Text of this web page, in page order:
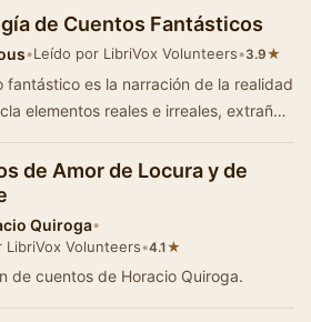
de Cuentos Fantásticos
•Leído por LibriVox Volunteers•3.9★
fantástico es la narración de la realidad
elementos reales e irreales, extraños
de Amor de Locura y de
Quiroga•
LibriVox Volunteers•4.1★
de cuentos de Horacio Quiroga.